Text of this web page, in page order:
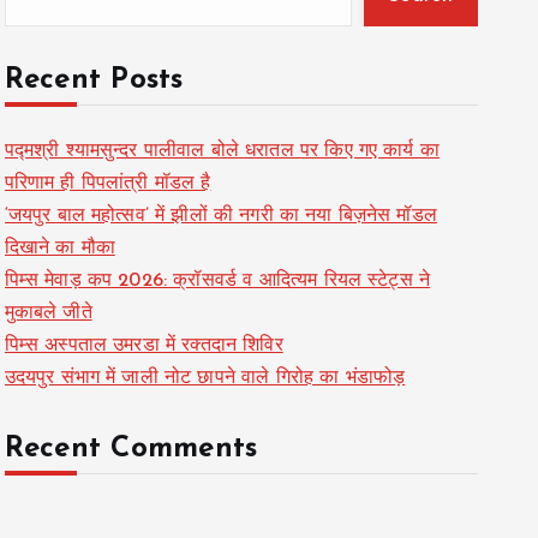
Recent Posts
पद्मश्री श्यामसुन्दर पालीवाल बोले धरातल पर किए गए कार्य का
परिणाम ही पिपलांत्री मॉडल है
‘जयपुर बाल महोत्सव’ में झीलों की नगरी का नया बिज़नेस मॉडल
दिखाने का मौका
पिम्स मेवाड़ कप 2026: क्रॉसवर्ड व आदित्यम रियल स्टेट्स ने
मुकाबले जीते
पिम्स अस्पताल उमरडा में रक्तदान शिविर
उदयपुर संभाग में जाली नोट छापने वाले गिरोह का भंडाफोड़
Recent Comments